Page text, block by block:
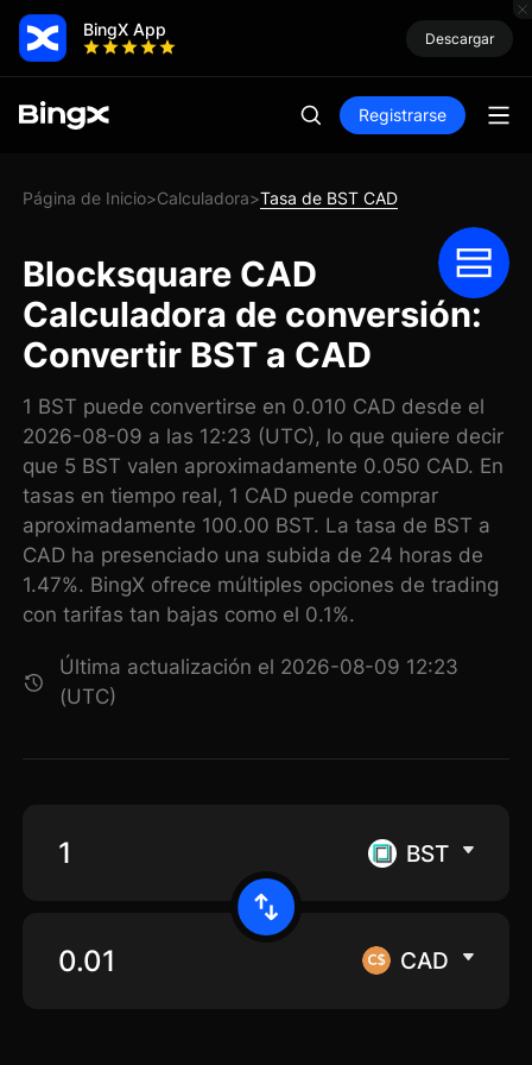
BingX App Descargar
Registrarse
Página de Inicio>Calculadora>Tasa de BST CAD
Blocksquare CAD
Calculadora de conversión:
Convertir BST a CAD
1 BST puede convertirse en 0.010 CAD desde el
2026-08-09 a las 12:23 (UTC), lo que quiere decir
que 5 BST valen aproximadamente 0.050 CAD. En
tasas en tiempo real, 1 CAD puede comprar
aproximadamente 100.00 BST. La tasa de BST a
CAD ha presenciado una subida de 24 horas de
1.47%. BingX ofrece múltiples opciones de trading
con tarifas tan bajas como el 0.1%.
Última actualización el 2026-08-09 12:23
(UTC)
BST
CAD